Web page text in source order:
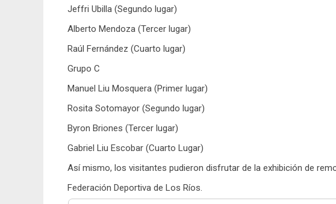
Jeffri Ubilla (Segundo lugar)
Alberto Mendoza (Tercer lugar)
Raúl Fernández (Cuarto lugar)
Grupo C
Manuel Liu Mosquera (Primer lugar)
Rosita Sotomayor (Segundo lugar)
Byron Briones (Tercer lugar)
Gabriel Liu Escobar (Cuarto Lugar)
Así mismo, los visitantes pudieron disfrutar de la exhibición de
Federación Deportiva de Los Ríos.